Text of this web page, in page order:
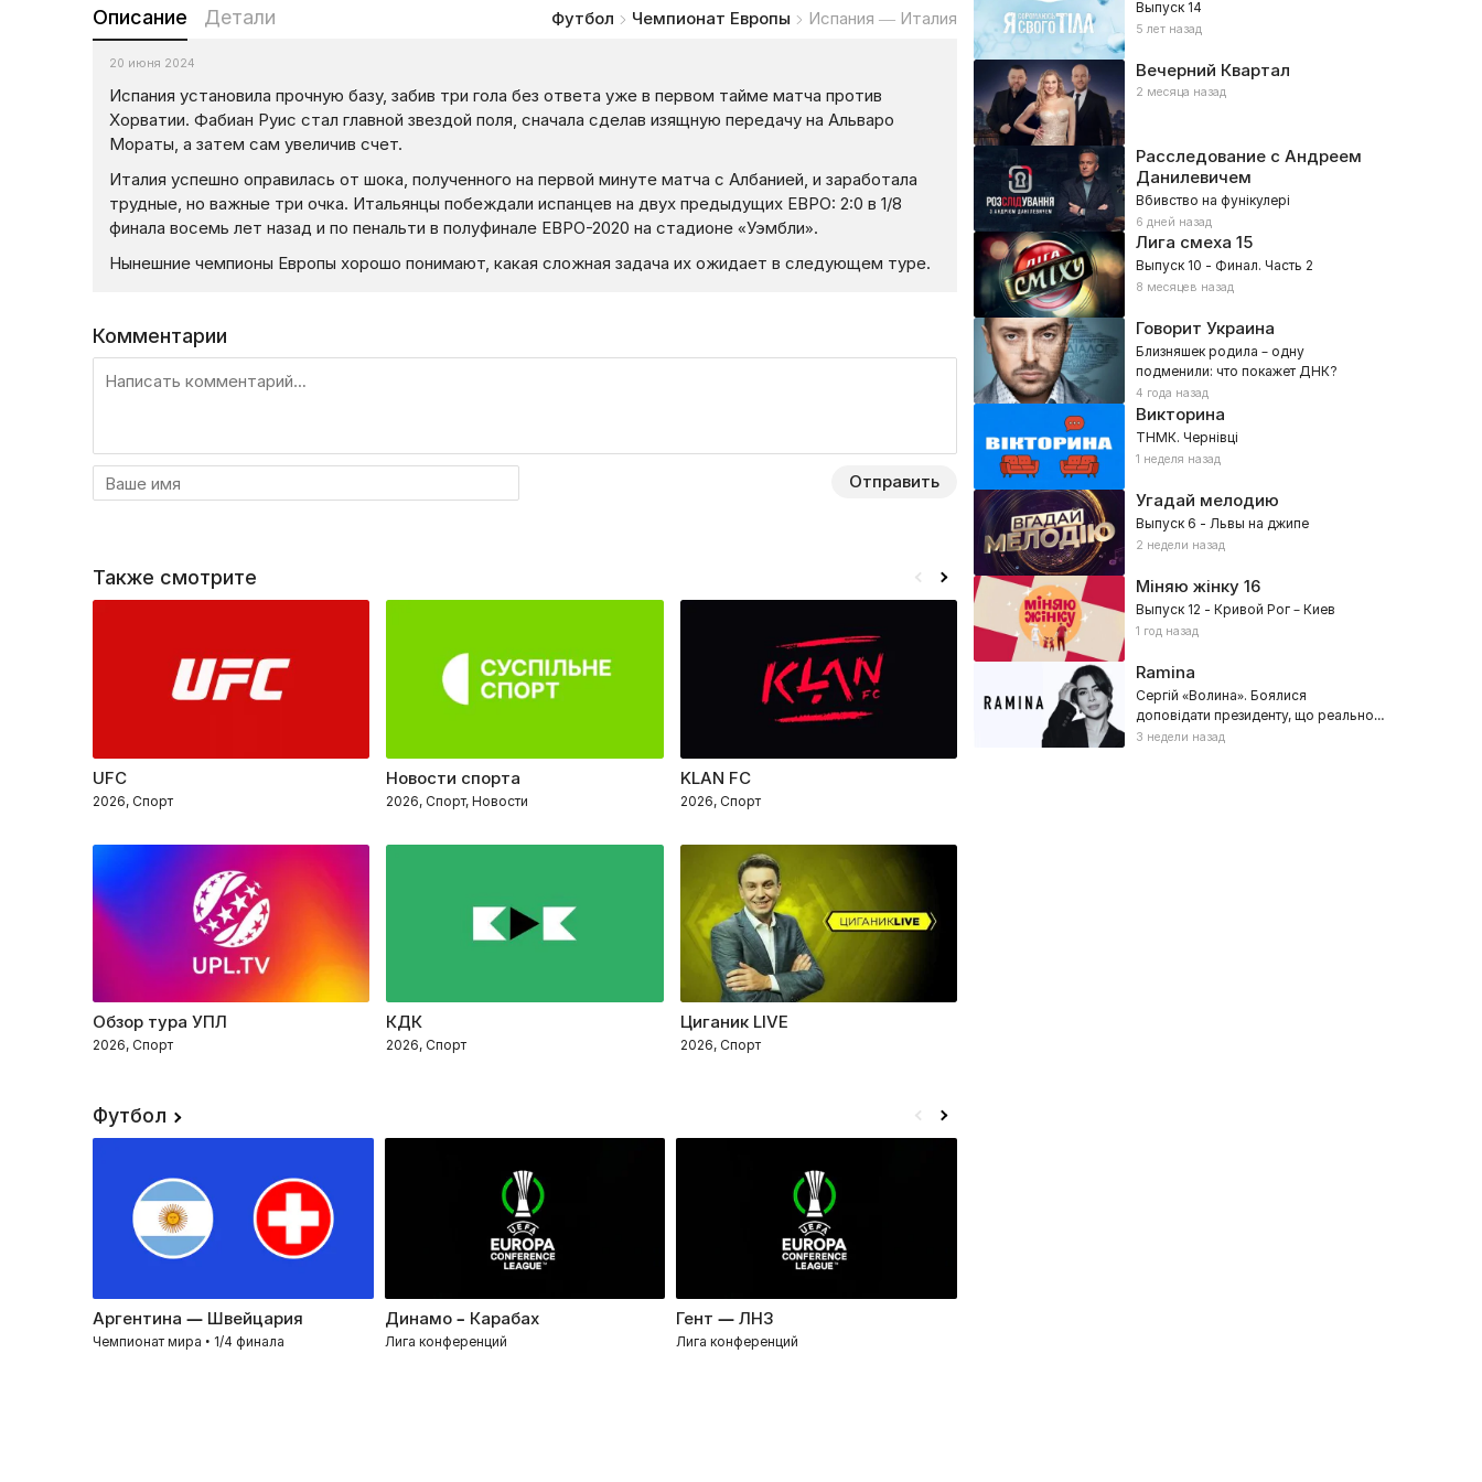
Описание Детали Футбол Чемпионат Европы Испания — Италия
20 июня 2024
Испания установила прочную базу, забив три гола без ответа уже в первом тайме матча против
Хорватии. Фабиан Руис стал главной звездой поля, сначала сделав изящную передачу на Альваро
Мораты, а затем сам увеличив счет.
Италия успешно оправилась от шока, полученного на первой минуте матча с Албанией, и заработала
трудные, но важные три очка. Итальянцы побеждали испанцев на двух предыдущих ЕВРО: 2:0 в 1/8
финала восемь лет назад и по пенальти в полуфинале ЕВРО-2020 на стадионе «Уэмбли».
Нынешние чемпионы Европы хорошо понимают, какая сложная задача их ожидает в следующем туре.
Комментарии
Отправить
Выпуск 14
5 лет назад
Вечерний Квартал
2 месяца назад
Расследование с Андреем
Данилевичем
Вбивство на фунікулері
6 дней назад
Лига смеха 15
Выпуск 10 - Финал. Часть 2
8 месяцев назад
Говорит Украина
Близняшек родила – одну
подменили: что покажет ДНК?
4 года назад
Викторина
ТНМК. Чернівці
1 неделя назад
Угадай мелодию
Выпуск 6 - Львы на джипе
2 недели назад
Міняю жінку16
Выпуск 12 - Кривой Рог – Киев
1 год назад
Ramina
Сергій «Волина». Боялися
доповідати президенту, що реально
відбувалося
3 недели назад
Также смотрите
UFC
2026, Спорт
Новости спорта
2026, Спорт, Новости
KLAN FC
2026, Спорт
Обзор тура УПЛ
2026, Спорт
КДК
2026, Спорт
Циганик LIVE
2026, Спорт
Футбол
Аргентина — Швейцария
Чемпионат мира • 1/4 финала
Динамо – Карабах
Лига конференций
Гент — ЛНЗ
Лига конференций